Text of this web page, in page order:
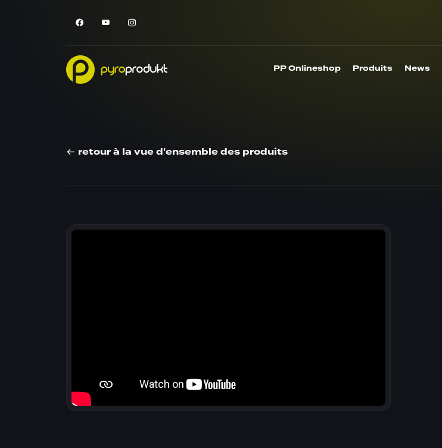
PP Onlineshop Produits News
retour à la vue d'ensemble des produits